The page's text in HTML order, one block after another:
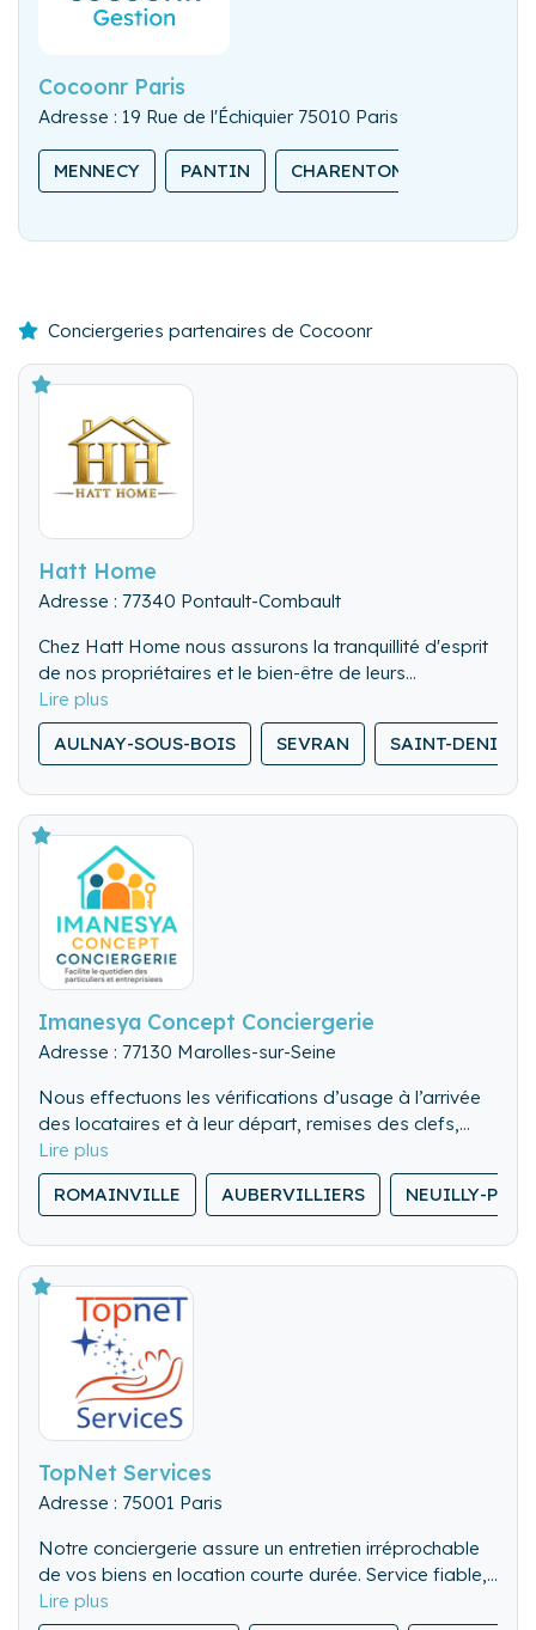
Cocoonr Paris
Adresse : 19 Rue de l'Échiquier 75010 Paris
MENNECY PANTIN CHARENTON-LE-PONT
Conciergeries partenaires de Cocoonr
Hatt Home
Adresse : 77340 Pontault-Combault
Chez Hatt Home nous assurons la tranquillité d'esprit
de nos propriétaires et le bien-être de leurs
locataires, en offrant un service sur mesure et de
qualité, pour l'entretien et l'intendance de leur
résidence secondaire.
AULNAY-SOUS-BOIS SEVRAN SAINT-DENIS
Imanesya Concept Conciergerie
Adresse : 77130 Marolles-sur-Seine
Nous effectuons les vérifications d’usage à l’arrivée
des locataires et à leur départ, remises des clefs,
visite des lieux. Nous pouvons également gérer les
locations de dernière minute.
Nous nettoyons de fond en comble l’ensemble du
logement.
Nous lavons, repassons et rangeons le linge de
maison.
ROMAINVILLE AUBERVILLIERS NEUILLY-
TopNet Services
Adresse : 75001 Paris
Notre conciergerie assure un entretien irréprochable
de vos biens en location courte durée. Service fiable,
flexible et discret, pour valoriser chaque séjour.